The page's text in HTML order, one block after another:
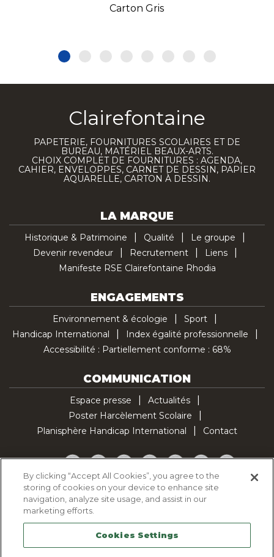
Carton Gris
Clairefontaine
PAPETERIE, FOURNITURES SCOLAIRES ET DE
BUREAU, MATÉRIEL BEAUX-ARTS.
CHOIX COMPLET DE FOURNITURES : AGENDA,
CAHIER, ENVELOPPES, CARNET DE DESSIN, PAPIER
AQUARELLE, CARTON À DESSIN.
LA MARQUE
Historique & Patrimoine Qualité
Le groupe
Devenir revendeur
Recrutement
Liens
Manifeste RSE Clairefontaine Rhodia
ENGAGEMENTS
Environnement & écologie
Sport
Handicap International
Index égalité professionnelle
Accessibilité : Partiellement conforme : 68%
COMMUNICATION
Espace presse
Actualités
Poster Harcèlement Scolaire
Planisphère Handicap International
Contact
Facebook
TwitterYouTubePinterestInstagramLinkedInTikTok
Politique d'utilisation des cookies
Politique de confidentialité
Mentions légales
Plan du site
By clicking “Accept All Cookies”, you agree to the
storing of cookies on your device to enhance site
navigation, analyze site usage, and assist in our
marketing efforts.
Cookies Settings